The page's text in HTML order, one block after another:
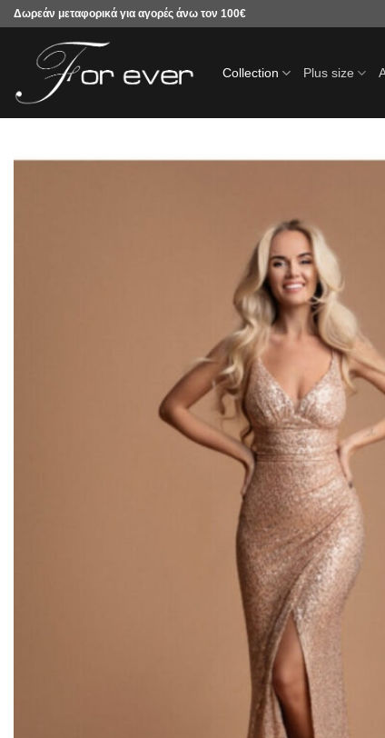
Μετάβαση
περιεχόμενο
Δωρεάν μεταφορικά για αγορές άνω τον 100€
Collection Plus size